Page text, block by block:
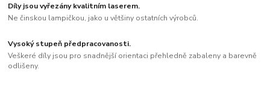
Díly jsou vyřezány kvalitním laserem.
Ne činskou lampičkou, jako u většiny ostatních výrobců.
Vysoký stupeň předpracovanosti.
Veškeré díly jsou pro snadnější orientaci přehledně zabaleny a barevně
odlišeny.